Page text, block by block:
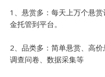
1、悬赏多：每天上万个悬
金托管到平台。
2、品类多：简单悬赏、高价
调查问卷、数据采集等